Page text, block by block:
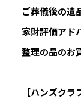
ご葬儀後の遺
家財評価アド
整理の品のお
【ハンズク